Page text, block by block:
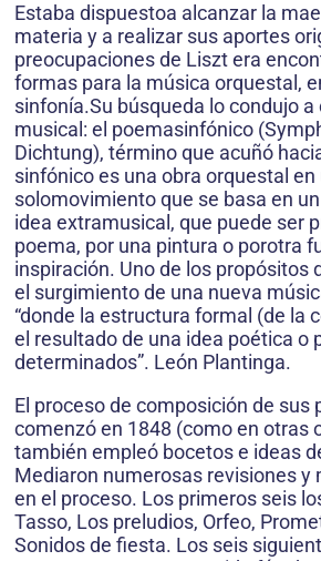
Estaba dispuestoa alcanzar la
materia y a realizar sus aportes
preocupaciones de Liszt era
formas para la música orquestal,
sinfonía.Su búsqueda lo condujo
musical: el poemasinfónico
Dichtung), término que acuñó
sinfónico es una obra orquestal en
solomovimiento que se basa en
idea extramusical, que puede ser
poema, por una pintura o porotra
inspiración. Uno de los propósitos
el surgimiento de una nueva
“donde la estructura formal (de la
el resultado de una idea poética o
determinados”. León Plantinga.
El proceso de composición de sus
comenzó en 1848 (como en otras
también empleó bocetos e ideas
Mediaron numerosas revisiones y
en el proceso. Los primeros seis
Tasso, Los preludios, Orfeo,
Sonidos de fiesta. Los seis